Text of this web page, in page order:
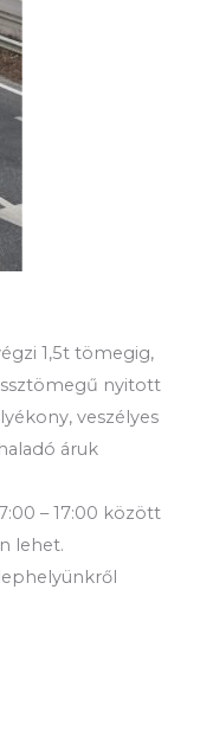
1,5t tömegig,
nyitott
veszélyes
áruk
– 17:00 között
lehet.